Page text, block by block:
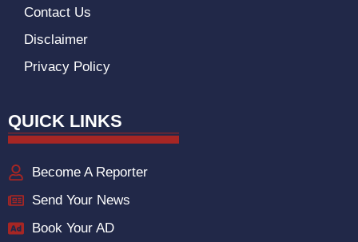
Contact Us
Disclaimer
Privacy Policy
QUICK LINKS
Become A Reporter
Send Your News
Book Your AD